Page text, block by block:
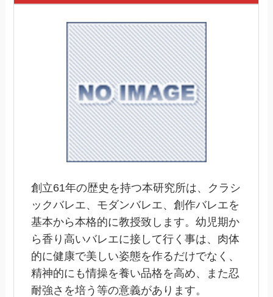
創立61年の歴史を持つ本研究所は、クラシ
ックバレエ、モダンバレエ、創作バレエを
基本から本格的に教授致します。幼児期か
ら香り高いバレエに接して行く事は、肉体
的に健康で美しい姿態を作るだけでなく、
精神的にも情操を養い品格を高め、また忍
耐強さを培う等の意義があります。